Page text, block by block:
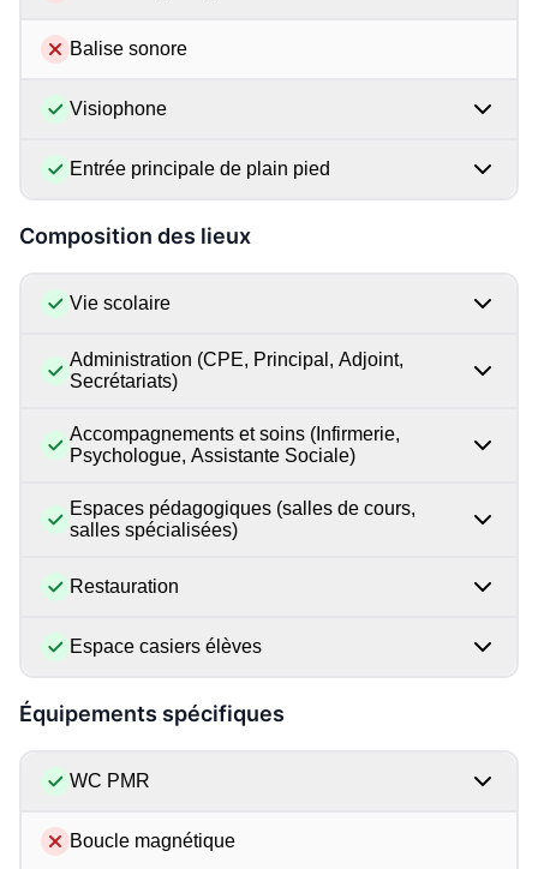
Balise sonore
Visiophone
Entrée principale de plain pied
Composition des lieux
Vie scolaire
Administration (CPE, Principal, Adjoint,
Secrétariats)
Accompagnements et soins (Infirmerie,
Psychologue, Assistante Sociale)
Espaces pédagogiques (salles de cours,
salles spécialisées)
Restauration
Espace casiers élèves
Équipements spécifiques
WC PMR
Boucle magnétique